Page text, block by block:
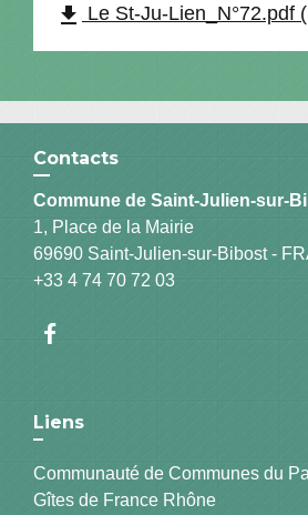
file_download Le St-Ju-Lien_N°72.pdf
Contacts
Commune de Saint-Julien-sur-
1, Place de la Mairie
69690 Saint-Julien-sur-Bibost -
+33 4 74 70 72 03
Liens
Communauté de Communes du
Gîtes de France Rhône